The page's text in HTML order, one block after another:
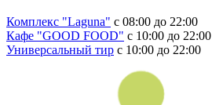
Комплекс "Laguna" с 08:00 до 22:00
Кафе "GOOD FOOD" с 10:00 до 22:00
Универсальный тир с 10:00 до 22:00